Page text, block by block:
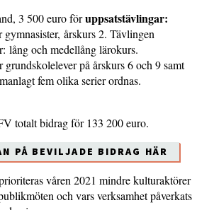
3 500 euro föruppsatstävlingar:
årskurs 2. Tävlingen
lång och medellång lärokurs.
på årskurs 6 och 9 samt
fem olika serier ordnas.
totalt bidrag för 133 200 euro.
PÅ BEVILJADE BIDRAG HÄR
våren 2021 mindre kulturaktörer
och vars verksamhet påverkats